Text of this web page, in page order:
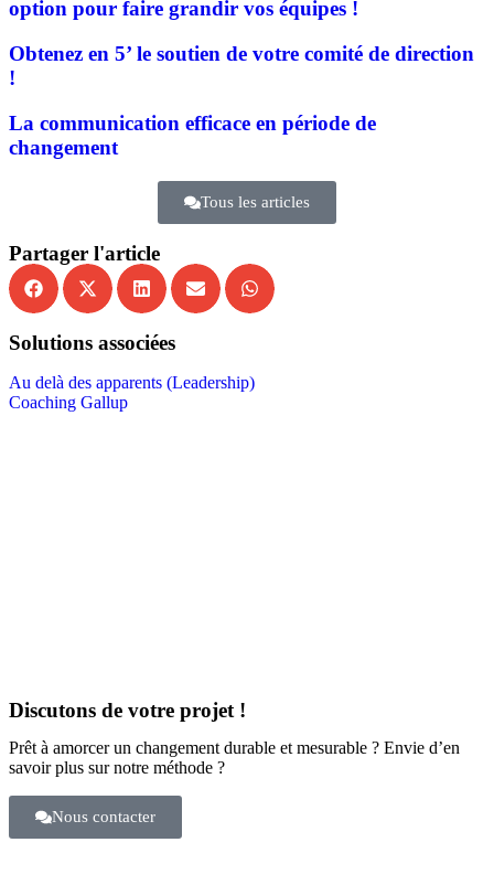
option pour faire grandir vos équipes !
Obtenez en 5’ le soutien de votre comité de direction
!
La communication efficace en période de
changement
Tous les articles
Partager l'article
Solutions associées
Au delà des apparents (Leadership)
Coaching Gallup
Discutons de votre projet !
Prêt à amorcer un changement durable et mesurable ? Envie d’en
savoir plus sur notre méthode ?
Nous contacter